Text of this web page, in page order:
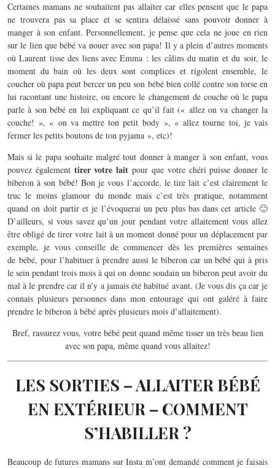
Certaines mamans ne souhaitent pas allaiter car elles pensent que le papa
ne trouvera pas sa place et se sentira délaissé sans pouvoir donner à
manger à son enfant. Personnellement, je pense que cela ne joue en rien
sur le lien que bébé va nouer avec son papa! Il y a plein d’autres moments
où Laurent tisse des liens avec Emma : les câlins du matin et du soir, le
moment du bain où les deux sont complices et rigolent ensemble, le
coucher où papa peut bercer un peu son bébé bien collé contre son torse en
lui racontant une histoire, ou encore le changement de couche où le papa
parle à son bébé en lui expliquant ce qu’il fait (« allez on va changer la
couche! », « on va mettre ton petit body », « allez tourne toi, je vais
fermer les petits boutons de ton pyjama », etc)!
Mais si le papa souhaite malgré tout donner à manger à son enfant, vous
pouvez également tirer votre lait pour que votre chéri puisse donner le
biberon à son bébé! Bon je vous l’accorde, le tire lait c’est clairement le
truc le moins glamour du monde mais c’est très pratique, notamment
quand on doit partir et je l’évoquerai un peu plus bas dans cet article 🙂
D’ailleurs, si vous savez qu’un jour pendant votre allaitement vous allez
être obligé de tirer votre lait à un moment donné pour un déplacement par
exemple, je vous conseille de commencer dès les premières semaines
de bébé, pour l’habituer à prendre aussi le biberon car un bébé qui à pris
le sein pendant trois mois à qui on donne soudain un biberon peut avoir du
mal à le prendre car il n’y a jamais été habitué avant. (Je vous dis ça car je
connais plusieurs personnes dans mon entourage qui ont galéré à faire
prendre le biberon à bébé après plusieurs mois d’allaitement).
Bref, rassurez vous, votre bébé peut quand même tisser un très beau lien
avec son papa, même quand vous allaitez!
LES SORTIES – ALLAITER BÉBÉ
EN EXTÉRIEUR – COMMENT
S’HABILLER ?
Beaucoup de futures mamans sur Insta m’ont demandé comment je faisais